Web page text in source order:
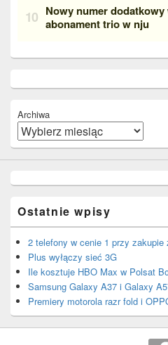
Archiwa
Ostatnie wpisy
2 telefony w cenie 1 przy zakupie
Plus wyłączy sieć 3G
Ile kosztuje HBO Max w Polsat
Samsung Galaxy A37 i Galaxy
Premiery motorola razr fold i